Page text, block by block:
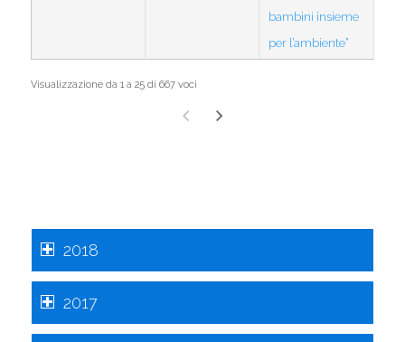
bambini insieme
per l’ambiente”
Visualizzazione da 1 a 25 di 667 voci
2018
2017